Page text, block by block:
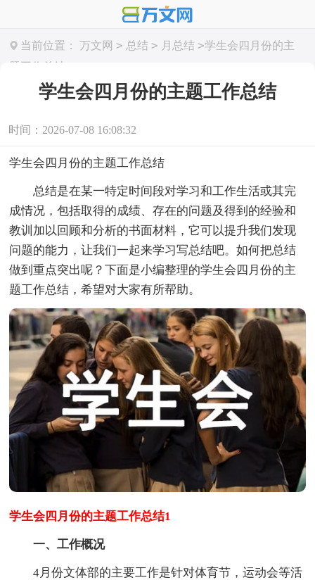
当前位置： 万文网 > 总结 > 月总结 >学生会四月份的主
题工作总结
学生会四月份的主题工作总结
时间：2026-07-08 16:08:32
学生会四月份的主题工作总结
总结是在某一特定时间段对学习和工作生活或其完
成情况，包括取得的成绩、存在的问题及得到的经验和
教训加以回顾和分析的书面材料，它可以提升我们发现
问题的能力，让我们一起来学习写总结吧。如何把总结
做到重点突出呢？下面是小编整理的学生会四月份的主
题工作总结，希望对大家有所帮助。
学生会四月份的主题工作总结1
一、工作概况
4月份文体部的主要工作是针对体育节，运动会等活